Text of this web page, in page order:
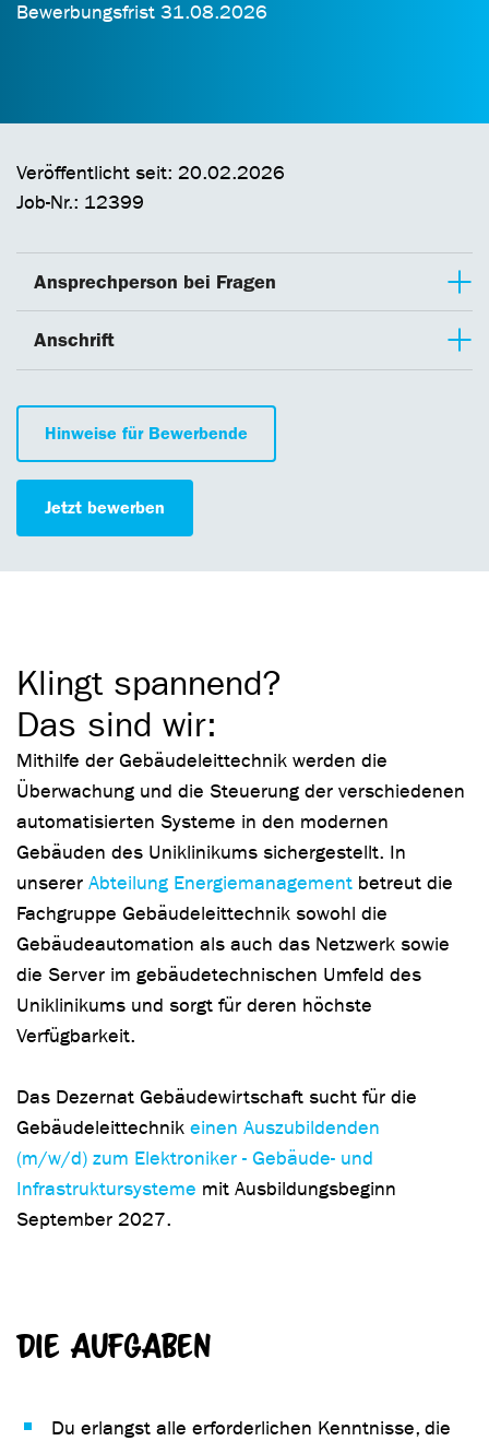
Bewerbungsfrist 31.08.2026
Veröffentlicht seit: 20.02.2026
Job-Nr.: 12399
Ansprechperson bei Fragen
Anschrift
Hinweise für Bewerbende
Jetzt bewerben
Klingt spannend?
Das sind wir:
Mithilfe der Gebäudeleittechnik werden die
Überwachung und die Steuerung der verschiedenen
automatisierten Systeme in den modernen
Gebäuden des Uniklinikums sichergestellt. In
unserer Abteilung Energiemanagement betreut die
Fachgruppe Gebäudeleittechnik sowohl die
Gebäudeautomation als auch das Netzwerk sowie
die Server im gebäudetechnischen Umfeld des
Uniklinikums und sorgt für deren höchste
Verfügbarkeit.
Das Dezernat Gebäudewirtschaft sucht für die
Gebäudeleittechnik einen Auszubildenden
(m/w/d) zum Elektroniker - Gebäude- und
Infrastruktursysteme mit Ausbildungsbeginn
September 2027.
Die Aufgaben
Du erlangst alle erforderlichen Kenntnisse, die